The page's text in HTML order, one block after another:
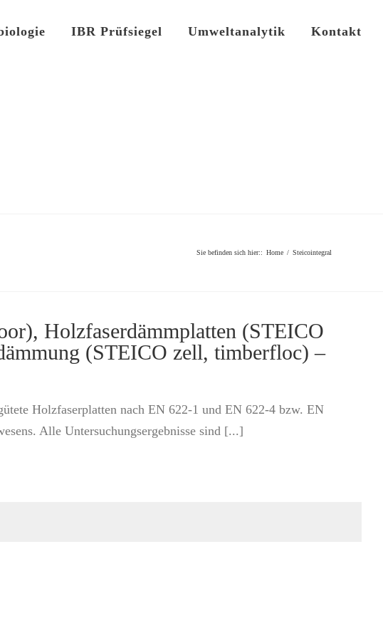
IBR Prüfsiegel Umweltanalytik Kontakt
Sie befinden sich hier:: Home / Steicointegral
Holzfaserdämmplatten (STEICO
(STEICO zell, timberfloc) –
Holzfaserplatten nach EN 622-1 und EN 622-4 bzw. EN
Alle Untersuchungsergebnisse sind [...]